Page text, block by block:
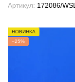
Артикул: 172086/WSL
НОВИНКА
−25%